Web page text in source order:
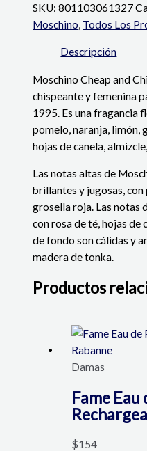
SKU:801103061327
Moschino, Todos Los
Descripción
Moschino Cheap and
chispeante y femenina
1995. Es una fragancia
pomelo, naranja, limón,
hojas de canela,
Las notas altas de
brillantes y jugosas,
grosella roja. Las notas
con rosa de té, hojas de
de fondo son cálidas y
madera de tonka.
Productos
Damas
Fame
$154